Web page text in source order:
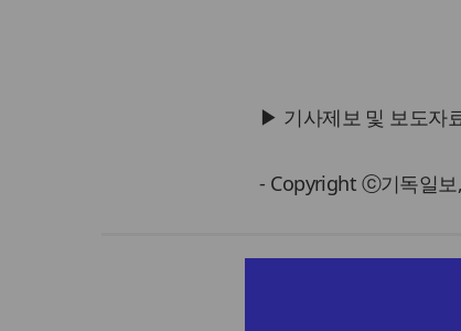
▶ 기사제보 및 보도자
- Copyright ⓒ기독일보